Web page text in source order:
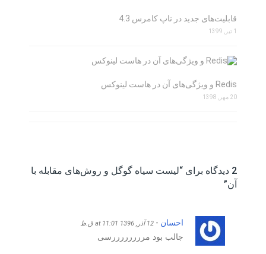
قابلیت‌های جدید در ناپ کامرس 4.3
1 تیر, 1399
Redis و ویژگی‌های آن در هاست لینوکس
20 مهر, 1398
2 دیدگاه برای “
لیست سیاه گوگل و روش‌های مقابله با
آن”
احسان - 12 آذر, 1396 at 11:01 ق.ظ
جالب بود مررررررررسی